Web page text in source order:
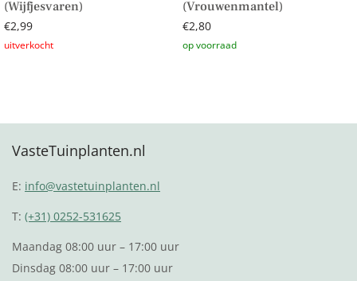
(Wijfjesvaren)
€2,99
(Vrouwenmantel)
€2,80
VasteTuinplanten.nl
E: info@vastetuinplanten.nl
T:(+31) 0252-531625
Maandag 08:00 uur – 17:00 uur
Dinsdag 08:00 uur – 17:00 uur